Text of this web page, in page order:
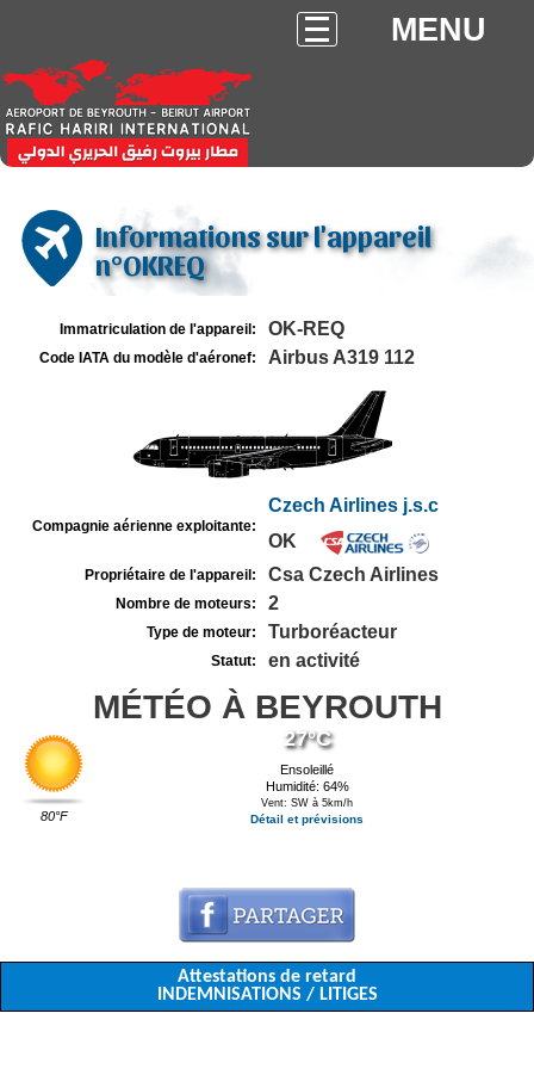
MENU
Informations sur l'appareil
n°OKREQ
Immatriculation de l'appareil: OK-REQ
Code IATA du modèle d'aéronef: Airbus A319 112
Compagnie aérienne exploitante:
Czech Airlines j.s.c
OK
Propriétaire de l'appareil: Csa Czech Airlines
Nombre de moteurs: 2
Type de moteur: Turboréacteur
Statut: en activité
MÉTÉO À BEYROUTH
80°F
27°C
Ensoleillé
Humidité: 64%
Vent: SW à 5km/h
Détail et prévisions
Attestations de retard
INDEMNISATIONS / LITIGES